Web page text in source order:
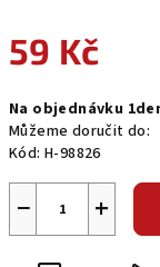
59 Kč
cena:
Na objednávku
Můžeme doručit do:
Kód: H-98826
+
−